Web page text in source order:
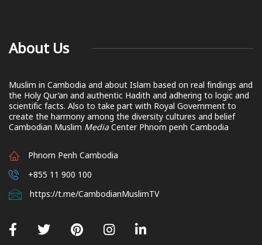
About Us
Muslim in Cambodia and about Islam based on real findings and
the Holy Qur’an and authentic Hadith and adhering to logic and
scientific facts. Also to take part with Royal Government to
create the harmony among the diversity cultures and belief
Cambodian Muslim Media Center Phnom penh Cambodia
Phnom Penh Cambodia
+855 11 900 100
https://t.me/CambodianMuslimTV